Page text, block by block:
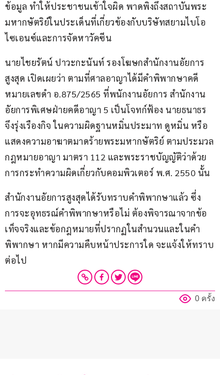
ข้อมูล ทำให้ประชาชนเข้าใจผิด พาดพิงถึงสถาบันพระ
มหากษัตริย์ในประเด็นที่เกี่ยวข้องกับบริษัทสยามไบโอ
ไซเอนซ์และการจัดหาวัคซีน
นายไชยรัตน์ ปาวะกะนันท์ รองโฆษกสำนักงานอัยการ
สูงสุด เปิดเผยว่า ตามที่ศาลอาญาได้มีคำพิพากษาคดี
หมายเลขดำ อ.875/2565 ที่พนักงานอัยการ สำนักงาน
อัยการพิเศษฝ่ายคดีอาญา 5 เป็นโจทก์ฟ้อง นายธนาธร
จึงรุ่งเรืองกิจ ในความผิดฐานหมิ่นประมาท ดูหมิ่น หรือ
แสดงความอาฆาตมาดร้ายพระมหากษัตริย์ ตามประมวล
กฎหมายอาญา มาตรา 112 และพระราชบัญญัติว่าด้วย
การกระทำความผิดเกี่ยวกับคอมพิวเตอร์ พ.ศ. 2550 นั้น
สำนักงานอัยการสูงสุดได้รับทราบคำพิพากษาแล้ว ซึ่ง
การจะอุทธรณ์คำพิพากษาหรือไม่ ต้องพิจารณาจากข้อ
เท็จจริงและข้อกฎหมายที่ปรากฏในสำนวนและในคำ
พิพากษา หากมีความคืบหน้าประการใด จะแจ้งให้ทราบ
ต่อไป
0 ครั้ง